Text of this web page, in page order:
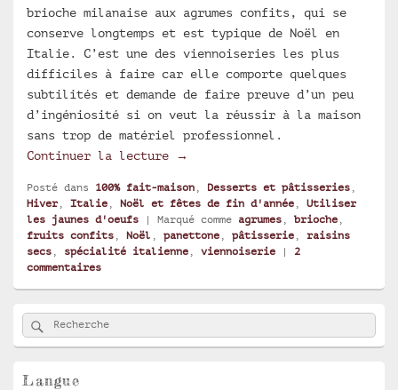
brioche milanaise aux agrumes confits, qui se
conserve longtemps et est typique de Noël en
Italie. C’est une des viennoiseries les plus
difficiles à faire car elle comporte quelques
subtilités et demande de faire preuve d’un peu
d’ingéniosité si on veut la réussir à la maison
sans trop de matériel professionnel.
Continuer la lecture
Panettone du chef pâtissier
→
Posté dans 100% fait-maison , Desserts et pâtisseries ,
Hiver, Italie , Noël et fêtes de fin d'année , Utiliser
les jaunes d'oeufs
| Marqué comme agrumes , brioche ,
fruits confits , Noël , panettone , pâtisserie , raisins
secs , spécialité italienne , viennoiserie | 2
commentaires
Zone
principale
de
pour
Recherche :
Rechercher
Langue